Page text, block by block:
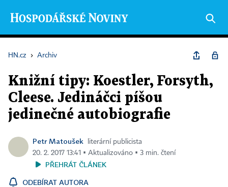
HN.cz › Archiv
Knižní tipy: Koestler, Forsyth,
Cleese. Jedináčci píšou
jedinečné autobiografie
Petr Matoušek
literární publicista
20. 2. 2017 13:41 ▪ Aktualizováno ▪ 3 min. čtení
PŘEHRÁT ČLÁNEK
ODEBÍRAT AUTORA